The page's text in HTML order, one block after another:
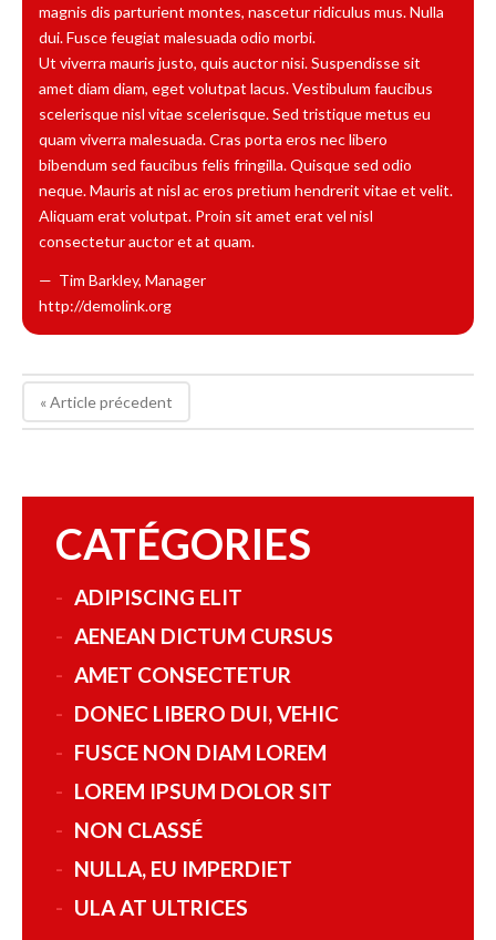
magnis dis parturient montes, nascetur ridiculus mus. Nulla
dui. Fusce feugiat malesuada odio morbi.
Ut viverra mauris justo, quis auctor nisi. Suspendisse sit
amet diam diam, eget volutpat lacus. Vestibulum faucibus
scelerisque nisl vitae scelerisque. Sed tristique metus eu
quam viverra malesuada. Cras porta eros nec libero
bibendum sed faucibus felis fringilla. Quisque sed odio
neque. Mauris at nisl ac eros pretium hendrerit vitae et velit.
Aliquam erat volutpat. Proin sit amet erat vel nisl
consectetur auctor et at quam.
Tim Barkley, Manager
http://demolink.org
« Article précedent
CATÉGORIES
ADIPISCING ELIT
AENEAN DICTUM CURSUS
AMET CONSECTETUR
DONEC LIBERO DUI, VEHIC
FUSCE NON DIAM LOREM
LOREM IPSUM DOLOR SIT
NON CLASSÉ
NULLA, EU IMPERDIET
ULA AT ULTRICES